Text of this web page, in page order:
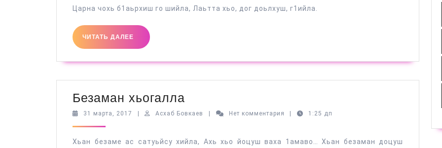
Царна чохь б1аьрхиш го шийла, Лаьтта хьо, дог доьлхуш, г1ийла.
ЧИТАТЬ ДАЛЕЕ
ЧИТАТЬ
ДАЛЕЕ
Безаман хьогалла
хьогалла
31 марта, 2017 31| Асхаб Бовкаев Асхаб
| Нет комментария | 1:25 дп
Хьан безаме ас сатуьйсу хийла, Ахь хьо йоцуш ваха 1амаво… Хьан безаман доцуш